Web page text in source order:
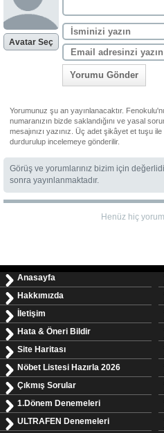
Avatar Seç
Yorumu Gönder
Yorumunuz şu an yayınlanacaktır.
numaranızın bizde saklandığını ve yasal
mesajınızı yazınız. Üç adet şikâyet et tuşu
durdurulup incelemeye gönderilir.
Görüş ve yorumlarınız bizim için
sonra yayınlanmaktadır.
Henüz hiç
Anasayfa
Hakkımızda
İletişim
Hata & Öneri Bildir
Site Haritası
Nöbet Listesi Hazırla 2026
Çıkmış Sorular
1.Dönem Denemeleri
ULTRAFEN Denemeleri